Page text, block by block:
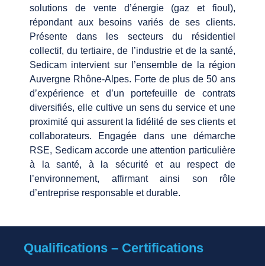
solutions de vente d’énergie (gaz et fioul),
répondant aux besoins variés de ses clients.
Présente dans les secteurs du résidentiel
collectif, du tertiaire, de l’industrie et de la santé,
Sedicam intervient sur l’ensemble de la région
Auvergne Rhône-Alpes. Forte de plus de 50 ans
d’expérience et d’un portefeuille de contrats
diversifiés, elle cultive un sens du service et une
proximité qui assurent la fidélité de ses clients et
collaborateurs. Engagée dans une démarche
RSE, Sedicam accorde une attention particulière
à la santé, à la sécurité et au respect de
l’environnement, affirmant ainsi son rôle
d’entreprise responsable et durable.
Qualifications – Certifications